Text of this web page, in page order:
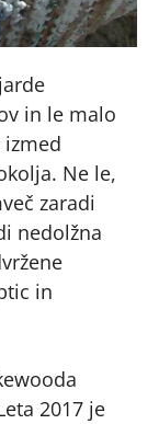
in le malo
Ne le,
zaradi
nedolžna
in
2017 je